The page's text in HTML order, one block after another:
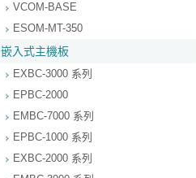
VCOM-BASE
ESOM-MT-350
嵌入式主機板
EXBC-3000 系列
EPBC-2000
EMBC-7000 系列
EPBC-1000 系列
EXBC-2000 系列